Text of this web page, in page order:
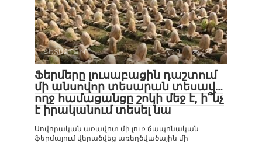
ՀԵՏԱՔՐՔԻՐ 0 422
Ֆերմերը լուսաբացին դաշտում
մի անսովոր տեսարան տեսավ…
ողջ համացանցը շոկի մեջ է, ի՞նչ
է իրականում տեսել նա
Սովորական առավոտ մի լուռ ճապոնական
ֆերմայում վերածվեց առեղծվածային մի